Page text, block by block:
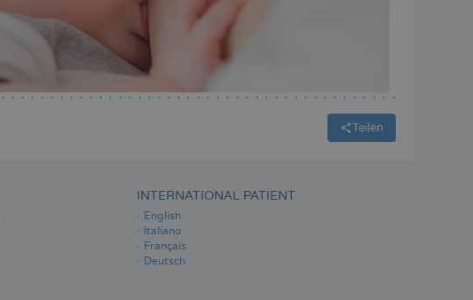
Teilen
INTERNATIONAL PATIENT
English
Italiano
Français
Deutsch